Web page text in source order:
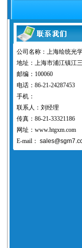
公司名称：上海绘统光
地址：上海市浦江镇江
邮编：100060
电话：86-21-24287453
手机：
联系人：刘经理
传真：86-21-33321186
网址：www.htgxm.com
E-mail：